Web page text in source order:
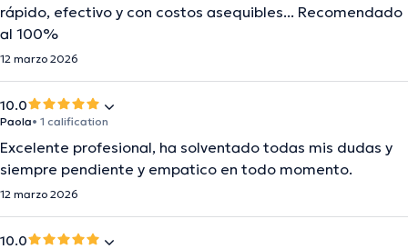
rápido, efectivo y con costos asequibles... Recomendado
al 100%
12 marzo 2026
10.0
Paola• 1 calification
Excelente profesional, ha solventado todas mis dudas y
siempre pendiente y empatico en todo momento.
12 marzo 2026
10.0